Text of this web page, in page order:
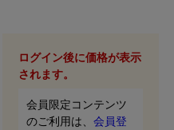
ログイン後に価格が表示
されます。
会員限定コンテンツ
のご利用は、 会員登